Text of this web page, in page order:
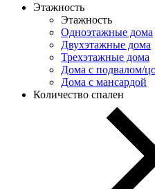
Этажность
Этажность
Одноэтажные дома
Двухэтажные дома
Трехэтажные дома
Дома с подвалом/
Дома с мансардой
Количество спален